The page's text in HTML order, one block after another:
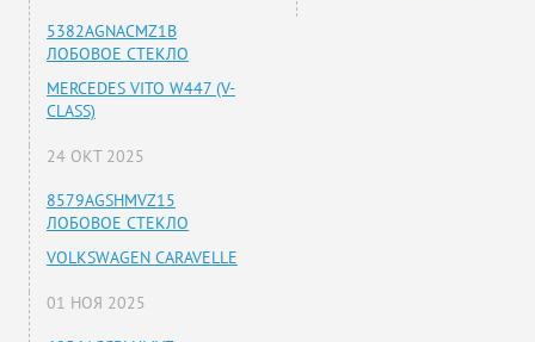
5382AGNACMZ1B
ЛОБОВОЕ СТЕКЛО
MERCEDES VITO W447 (V-
CLASS)
24 ОКТ 2025
8579AGSHMVZ15
ЛОБОВОЕ СТЕКЛО
VOLKSWAGEN CARAVELLE
01 НОЯ 2025